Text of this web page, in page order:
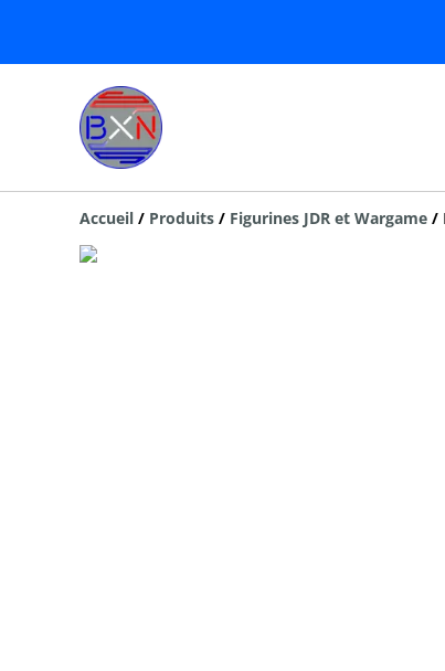
Accueil / Produits / Figurines JDR et Wargame /